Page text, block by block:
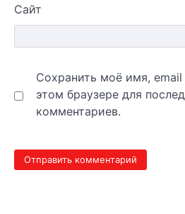
Сайт
Сохранить моё имя, email
этом браузере для
комментариев.